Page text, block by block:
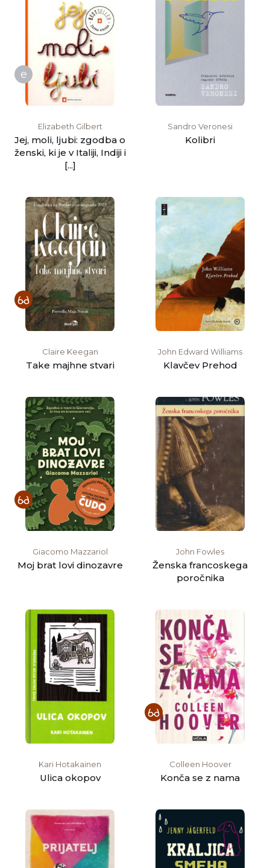
e
Elizabeth Gilbert
Jej, moli, ljubi: zgodba o
ženski, ki je v Italiji, Indiji i
[...]
Sandro Veronesi
Kolibri
Claire Keegan
Take majhne stvari
John Edward Williams
Klavčev Prehod
Giacomo Mazzariol
Moj brat lovi dinozavre
John Fowles
Ženska francoskega
poročnika
Kari Hotakainen
Ulica okopov
Colleen Hoover
Konča se z nama